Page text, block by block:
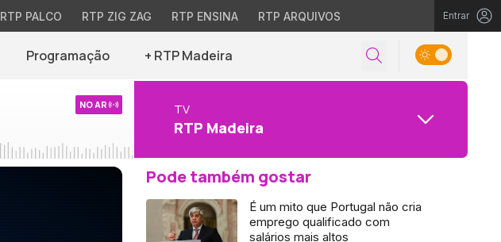
RTP PALCO RTP ZIG ZAG RTP ENSINA RTP ARQUIVOS Entrar
Programação + RTP Madeira
NO AR TV
RTP Madeira
Pode também gostar
É um mito que Portugal não cria
emprego qualificado com
salários mais altos